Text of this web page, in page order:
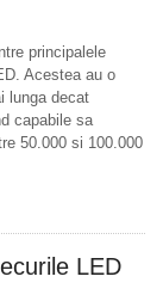
principalele
Acestea au o
lunga decat
capabile sa
50.000 si 100.000
LED